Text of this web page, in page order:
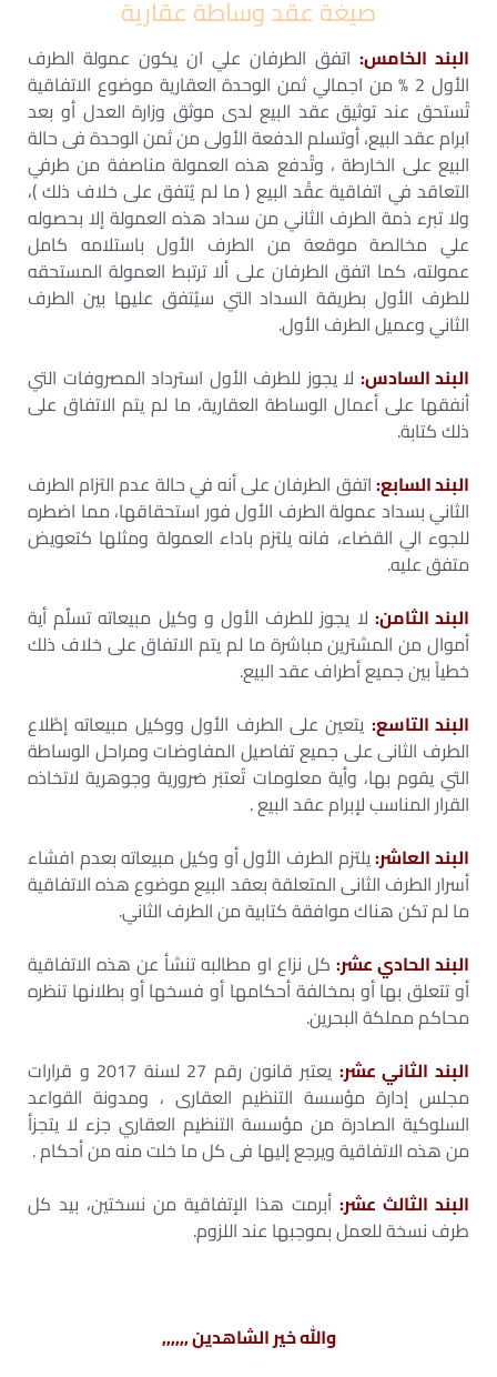
صيغة عقد وساطة عقارية
البند الخامس: اتفق الطرفان علي ان يكون عمولة الطرف
الأول 2 % من اجمالي ثمن الوحدة العقارية موضوع الاتفاقية
تُستحق عند توثيق عقد البيع لدى موثق وزارة العدل أو بعد
ابرام عقد البيع، أوتسلم الدفعة الأولى من ثمن الوحدة فى حالة
البيع على الخارطة ، وتُدفع هذه العمولة مناصفة من طرفي
التعاقد في اتفاقية عقْد البيع ( ما لم يُتفق على خلاف ذلك )،
ولا تبرء ذمة الطرف الثاني من سداد هذه العمولة إلا بحصوله
علي مخالصة موقعة من الطرف الأول باستلامه كامل
عمولته، كما اتفق الطرفان على ألا ترتبط العمولة المستحقه
للطرف الأول بطريقة السداد التي سيُتفق عليها بين الطرف
الثاني وعميل الطرف الأول.
البند السادس: لا يجوز للطرف الأول استرداد المصروفات التي
أنفقها على أعمال الوساطة العقارية، ما لم يتم الاتفاق على
ذلك كتابة.
البند السابع:اتفق الطرفان على أنه في حالة عدم التزام الطرف
الثاني بسداد عمولة الطرف الأول فور استحقاقها، مما اضطره
للجوء الي القضاء، فانه يلتزم باداء العمولة ومثلها كتعويض
متفق عليه.
البند الثامن: لا يجوز للطرف الأول و وكيل مبيعاته تسلٌم أية
أموال من المشترين مباشرة ما لم يتم الاتفاق على خلاف ذلك
خطياً بين جميع أطراف عقد البيع.
البند التاسع: يتعين على الطرف الأول ووكيل مبيعاته إطْلاع
الطرف الثانى على جميع تفاصيل المفاوضات ومراحل الوساطة
التي يقوم بها، وأية معلومات تُعتبَر ضرورية وجوهرية لاتخاذه
القرار المناسب لإبرام عقد البيع .
البند العاشر:يلتزم الطرف الأول أو وكيل مبيعاته بعدم افشاء
أسرار الطرف الثانى المتعلقة بعقد البيع موضوع هذه الاتفاقية
ما لم تكن هناك موافقة كتابية من الطرف الثاني.
البند الحادي عشر: كل نزاع او مطالبه تنشأ عن هذه الاتفاقية
أو تتعلق بها أو بمخالفة أحكامها أو فسخها أو بطلانها تنظره
محاكم مملكة البحرين.
البند الثاني عشر:
يعتبر قانون رقم 27 لسنة 2017 و قرارات
مجلس إدارة مؤسسة التنظيم العقارى ، ومدونة القواعد
السلوكية الصادرة من مؤسسة التنظيم العقاري جزء لا يتجزأ
من هذه الاتفاقية ويرجع إليها فى كل ما خلت منه من أحكام .
البند الثالث عشر: أبرمت هذا الإتفاقية من نسختين، بيد كل
طرف نسخة للعمل بموجبها عند اللزوم.
والله خير الشاهدين ,,,,,,